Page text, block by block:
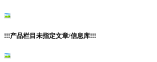
!!!产品栏目未指定文章/信息库!!!